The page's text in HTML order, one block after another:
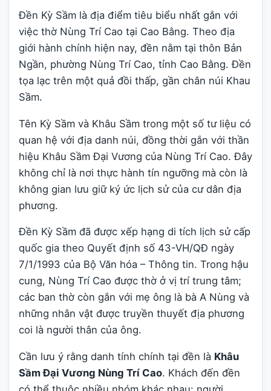
Đền Kỳ Sầm là địa điểm tiêu biểu nhất gắn với
việc thờ Nùng Trí Cao tại Cao Bằng. Theo địa
giới hành chính hiện nay, đền nằm tại thôn Bản
Ngần, phường Nùng Trí Cao, tỉnh Cao Bằng. Đền
tọa lạc trên một quả đồi thấp, gần chân núi Khau
Sầm.
Tên Kỳ Sầm và Khâu Sầm trong một số tư liệu có
quan hệ với địa danh núi, đồng thời gắn với thần
hiệu Khâu Sầm Đại Vương của Nùng Trí Cao. Đây
không chỉ là nơi thực hành tín ngưỡng mà còn là
không gian lưu giữ ký ức lịch sử của cư dân địa
phương.
Đền Kỳ Sầm đã được xếp hạng di tích lịch sử cấp
quốc gia theo Quyết định số 43-VH/QĐ ngày
7/1/1993 của Bộ Văn hóa – Thông tin. Trong hậu
cung, Nùng Trí Cao được thờ ở vị trí trung tâm;
các ban thờ còn gắn với mẹ ông là bà A Nùng và
những nhân vật được truyền thuyết địa phương
coi là người thân của ông.
Cần lưu ý rằng danh tính chính tại đền là Khâu
Sầm Đại Vương Nùng Trí Cao. Khách đến đền